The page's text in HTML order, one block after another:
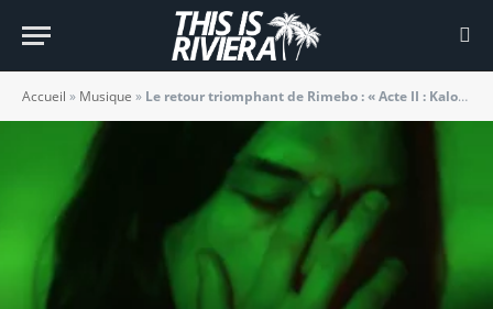
Accueil » Musique » Le retour triomphant de Rimebo : « Acte II : Kalopsia »